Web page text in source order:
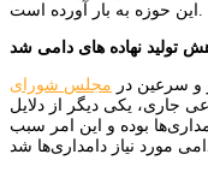
نهاده های دامی شد
و سرعین در مجلس شورای
جاری، یکی دیگر از دلایل
بوده و این امر سبب